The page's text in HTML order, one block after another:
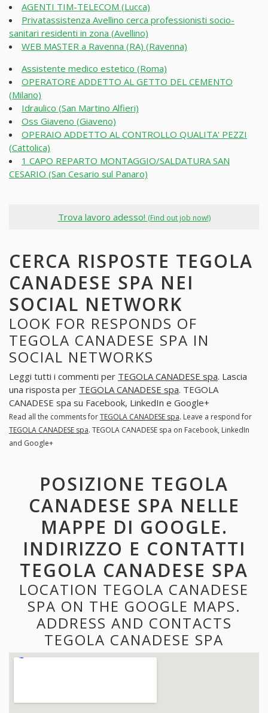
AGENTI TIM-TELECOM (Lucca)
Privatassistenza Avellino cerca professionisti socio-
sanitari residenti in zona (Avellino)
WEB MASTER a Ravenna (RA) (Ravenna)
Assistente medico estetico (Roma)
OPERATORE ADDETTO AL GETTO DEL CEMENTO
(Milano)
Idraulico (San Martino Alfieri)
Oss Giaveno (Giaveno)
OPERAIO ADDETTO AL CONTROLLO QUALITA' PEZZI
(Cattolica)
1 CAPO REPARTO MONTAGGIO/SALDATURA SAN
CESARIO (San Cesario sul Panaro)
Trova lavoro adesso! (Find out job now!)
CERCA RISPOSTE TEGOLA
CANADESE SPA NEI
SOCIAL NETWORK
LOOK FOR RESPONDS OF
TEGOLA CANADESE SPA IN
SOCIAL NETWORKS
Leggi tutti i commenti per TEGOLA CANADESE spa. Lascia
una risposta per TEGOLA CANADESE spa. TEGOLA
CANADESE spa su Facebook, LinkedIn e Google+
Read all the comments forTEGOLA CANADESE spa. Leave a respond for
TEGOLA CANADESE spa. TEGOLA CANADESE spa on Facebook, LinkedIn
and Google+
POSIZIONE TEGOLA
CANADESE SPA NELLE
MAPPE DI GOOGLE.
INDIRIZZO E CONTATTI
TEGOLA CANADESE SPA
LOCATION TEGOLA CANADESE
SPA ON THE GOOGLE MAPS.
ADDRESS AND CONTACTS
TEGOLA CANADESE SPA